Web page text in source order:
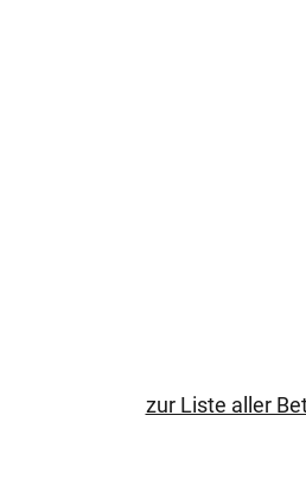
zur Liste aller